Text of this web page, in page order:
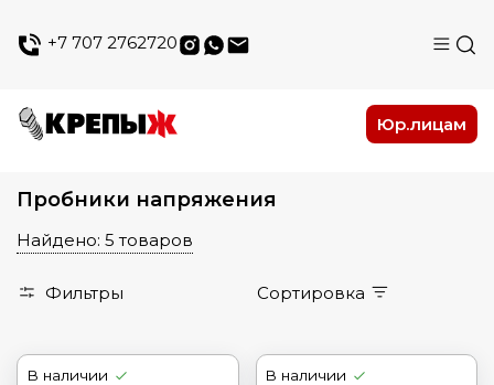
+7 707 2762720
Юр.лицам
Пробники напряжения
Найдено: 5 товаров
Фильтры Сортировка
В наличии
В наличии